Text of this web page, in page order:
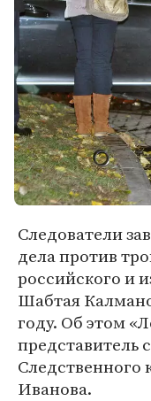
Следователи
дела против
российского и
Шабтая
году. Об этом
представитель
Следственного
Иванова.